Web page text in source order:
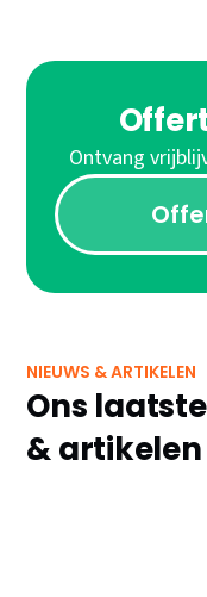
Ontvang
NIEUWS & ARTIKELEN
Ons
& artikelen